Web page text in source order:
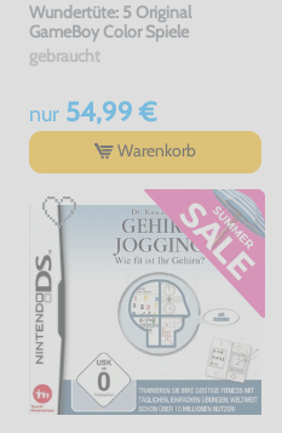
Wundertüte: 5 Original
GameBoy Color Spiele
gebraucht
nur54,99 €
Warenkorb